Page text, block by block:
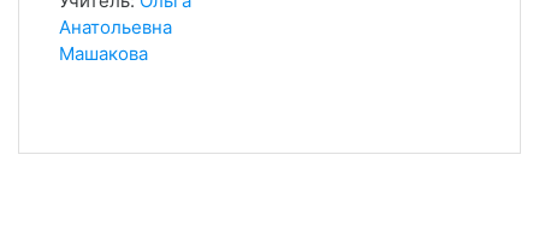
Анатольевна
Машакова